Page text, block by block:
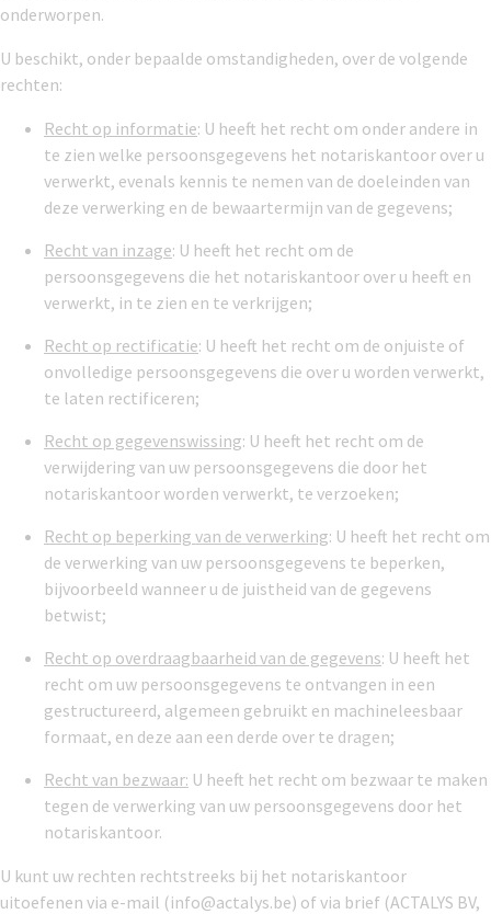
onderworpen.
U beschikt, onder bepaalde omstandigheden, over de volgende
rechten:
Recht op informatie: U heeft het recht om onder andere in
te zien welke persoonsgegevens het notariskantoor over u
verwerkt, evenals kennis te nemen van de doeleinden van
deze verwerking en de bewaartermijn van de gegevens;
Recht van inzage: U heeft het recht om de
persoonsgegevens die het notariskantoor over u heeft en
verwerkt, in te zien en te verkrijgen;
Recht op rectificatie: U heeft het recht om de onjuiste of
onvolledige persoonsgegevens die over u worden verwerkt,
te laten rectificeren;
Recht op gegevenswissing: U heeft het recht om de
verwijdering van uw persoonsgegevens die door het
notariskantoor worden verwerkt, te verzoeken;
Recht op beperking van de verwerking: U heeft het recht om
de verwerking van uw persoonsgegevens te beperken,
bijvoorbeeld wanneer u de juistheid van de gegevens
betwist;
Recht op overdraagbaarheid van de gegevens: U heeft het
recht om uw persoonsgegevens te ontvangen in een
gestructureerd, algemeen gebruikt en machineleesbaar
formaat, en deze aan een derde over te dragen;
Recht van bezwaar: U heeft het recht om bezwaar te maken
tegen de verwerking van uw persoonsgegevens door het
notariskantoor.
U kunt uw rechten rechtstreeks bij het notariskantoor
uitoefenen via e-mail (info@actalys.be) of via brief (ACTALYS BV,